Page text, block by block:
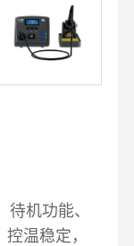
待机功能、
温稳定，